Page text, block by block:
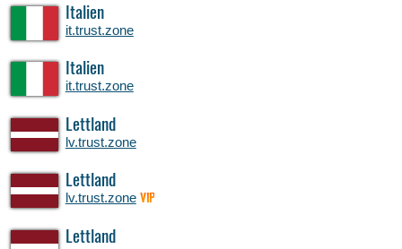
Italien
it.trust.zone
Italien
it.trust.zone
Lettland
lv.trust.zone
Lettland
lv.trust.zone VIP
Lettland